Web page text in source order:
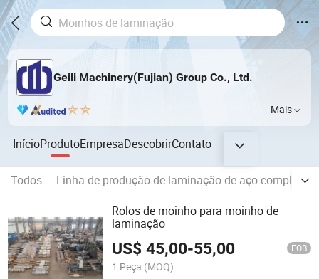
Geili Machinery(Fujian) Group Co., Ltd.
Mais
InícioProdutoEmpresaDescobrirContato
Todos
Linha de produção de laminação de aço completa
Rolos de moinho para moinho de
laminação
US$45,00-55,00 FOB
1 Peça (MOQ)